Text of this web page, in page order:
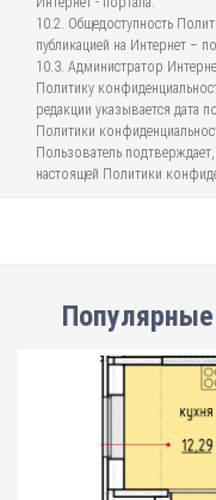
10.2. Общедоступность
публикацией на Интернет –
10.3. Администратор
Политику
редакции указывается дата
Политики
Пользователь
настоящей Политики